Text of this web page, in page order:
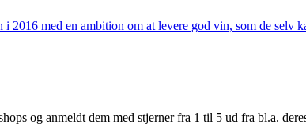
2016 med en ambition om at levere god vin, som de selv
og anmeldt dem med stjerner fra 1 til 5 ud fra bl.a.